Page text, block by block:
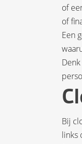
of
of
Een
Bij
links